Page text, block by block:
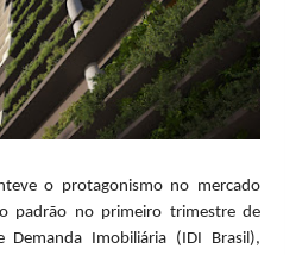
o protagonismo no mercado
padrão no primeiro trimestre de
Imobiliária (IDI Brasil),